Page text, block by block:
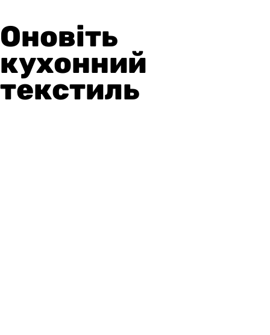
Оновіть
кухонний
текстиль